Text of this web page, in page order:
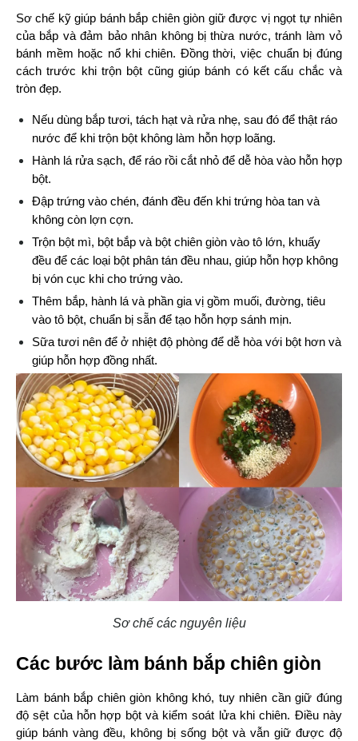
Sơ chế kỹ giúp bánh bắp chiên giòn giữ được vị ngọt tự nhiên
của bắp và đảm bảo nhân không bị thừa nước, tránh làm vỏ
bánh mềm hoặc nổ khi chiên. Đồng thời, việc chuẩn bị đúng
cách trước khi trộn bột cũng giúp bánh có kết cấu chắc và
tròn đẹp.
Nếu dùng bắp tươi, tách hạt và rửa nhẹ, sau đó để thật ráo
nước để khi trộn bột không làm hỗn hợp loãng.
Hành lá rửa sạch, để ráo rồi cắt nhỏ để dễ hòa vào hỗn hợp
bột.
Đập trứng vào chén, đánh đều đến khi trứng hòa tan và
không còn lợn cợn.
Trộn bột mì, bột bắp và bột chiên giòn vào tô lớn, khuấy
đều để các loại bột phân tán đều nhau, giúp hỗn hợp không
bị vón cục khi cho trứng vào.
Thêm bắp, hành lá và phần gia vị gồm muối, đường, tiêu
vào tô bột, chuẩn bị sẵn để tạo hỗn hợp sánh mịn.
Sữa tươi nên để ở nhiệt độ phòng để dễ hòa với bột hơn và
giúp hỗn hợp đồng nhất.
Sơ chế các nguyên liệu
Các bước làm bánh bắp chiên giòn
Làm bánh bắp chiên giòn không khó, tuy nhiên cần giữ đúng
độ sệt của hỗn hợp bột và kiểm soát lửa khi chiên. Điều này
giúp bánh vàng đều, không bị sống bột và vẫn giữ được độ